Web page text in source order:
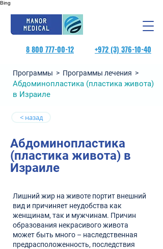
Bing
8 800 777-00-12 +972 (3) 376-10-40
Программы > Программы лечения >
Абдоминопластика (пластика живота)
в Израиле
< назад
Абдоминопластика
(пластика живота) в
Израиле
Лишний жир на животе портит внешний
вид и причиняет неудобства как
женщинам, так и мужчинам. Причин
образования некрасивого живота
может быть много – наследственная
предрасположенность, последствия